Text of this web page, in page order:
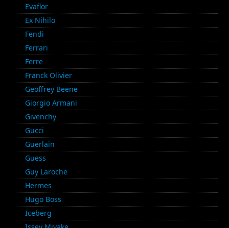
Evaflor
Ex Nihilo
Fendi
Ferrari
Ferre
Franck Olivier
Geoffrey Beene
Giorgio Armani
Givenchy
Gucci
Guerlain
Guess
Guy Laroche
Hermes
Hugo Boss
Iceberg